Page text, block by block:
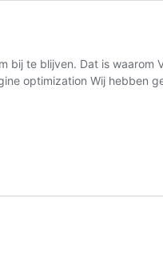
te blijven. Dat is waarom
optimization Wij hebben